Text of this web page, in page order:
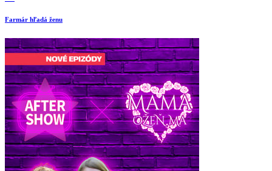
Farmár hľadá ženu